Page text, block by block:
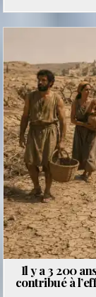
Il y a 3 200
contribué à